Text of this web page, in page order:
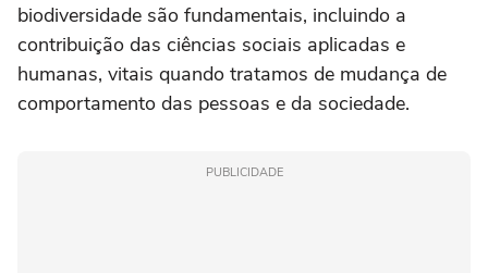
biodiversidade são fundamentais, incluindo a
contribuição das ciências sociais aplicadas e
humanas, vitais quando tratamos de mudança de
comportamento das pessoas e da sociedade.
PUBLICIDADE